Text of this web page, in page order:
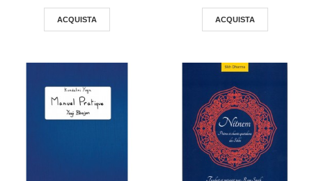
ACQUISTA ACQUISTA